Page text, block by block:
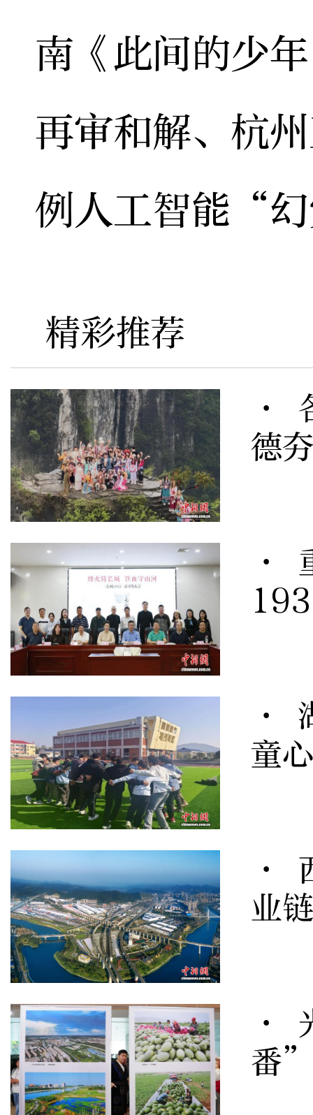
南《此间的少
再审和解、杭
例人工智能“
精彩推荐
·
德
·
·
童
·
业
·
番”